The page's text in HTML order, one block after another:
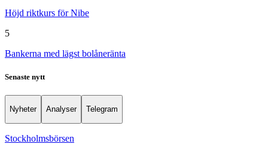
Höjd riktkurs för Nibe
5
Bankerna med lägst bolåneränta
Senaste nytt
Nyheter Analyser Telegram
Stockholmsbörsen